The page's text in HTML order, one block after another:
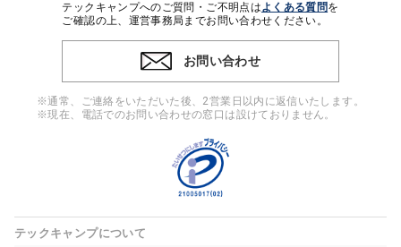
※上記の利用目的に基づいた本人への連絡及び配信について
4. 個人情報の第三者提供
ンをとるために、氏名等の一部の情報をサービス内で使用する
チャットツールで発信することにより、本サービスの他の利用
者等に提供することがあります。
当社は事業運営上、前項利用目的の範囲に限って個人情報を外
高い委託先を選定し、個人情報の適正管理・機密保持について
テックキャンプへのご質問・ご不明点はよくある質問を
ご確認の上、運営事務局までお問い合わせください。
お問い合わせ
※通常、ご連絡をいただいた後、2営業日以内に返信いたします。
※現在、電話でのお問い合わせの窓口は設けておりません。
テックキャンプについて